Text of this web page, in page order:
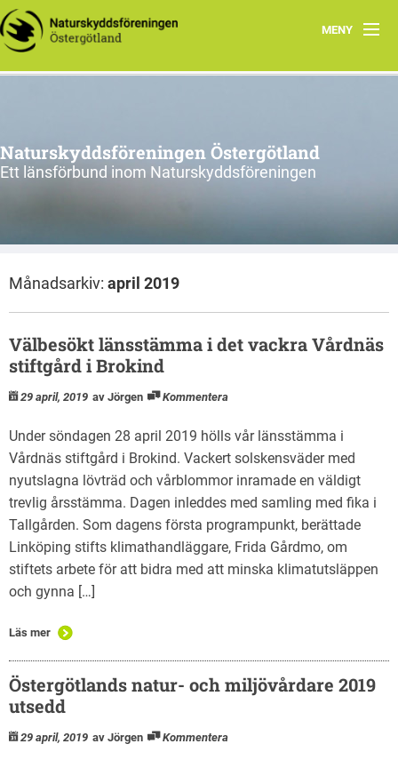
MENY
Aktuellt
Natur i Östergötland
Kretsar
Naturskyddsföreningen Östergötland
Ett länsförbund inom Naturskyddsföreningen
Månadsarkiv: april 2019
Välbesökt länsstämma i det vackra Vårdnäs
stiftgård i Brokind
29 april, 2019 av Jörgen Kommentera
Under söndagen 28 april 2019 hölls vår länsstämma i
Vårdnäs stiftgård i Brokind. Vackert solskensväder med
nyutslagna lövträd och vårblommor inramade en väldigt
trevlig årsstämma. Dagen inleddes med samling med fika i
Tallgården. Som dagens första programpunkt, berättade
Linköping stifts klimathandläggare, Frida Gårdmo, om
stiftets arbete för att bidra med att minska klimatutsläppen
och gynna […]
Läs mer
Östergötlands natur- och miljövårdare 2019
utsedd
29 april, 2019 av Jörgen Kommentera